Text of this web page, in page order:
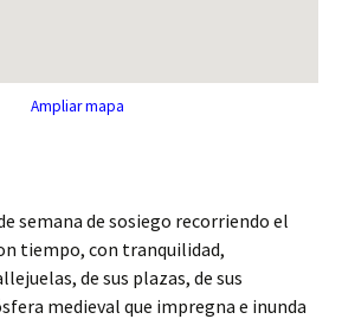
Ampliar mapa
semana de sosiego recorriendo el
tiempo, con tranquilidad,
de sus plazas, de sus
medieval que impregna e inunda